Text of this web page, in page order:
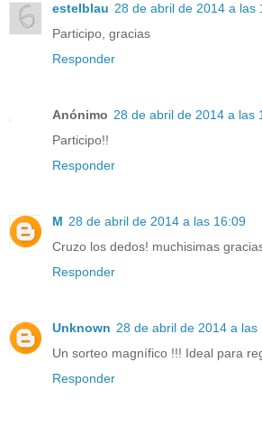
estelblau 28 de abril de 2014 a las
Participo, gracias
Responder
Anónimo 28 de abril de 2014 a las
Participo!!
Responder
M 28 de abril de 2014 a las 16:09
Cruzo los dedos! muchisimas
Responder
Unknown 28 de abril de 2014 a las
Un sorteo magnífico !!! Ideal para
Responder